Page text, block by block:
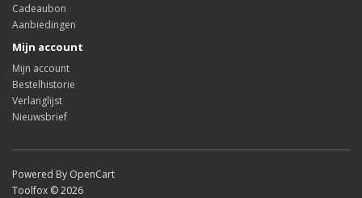
Cadeaubon
Aanbiedingen
Mijn account
Mijn account
Bestelhistorie
Verlanglijst
Nieuwsbrief
Powered By OpenCart
Toolfox © 2026